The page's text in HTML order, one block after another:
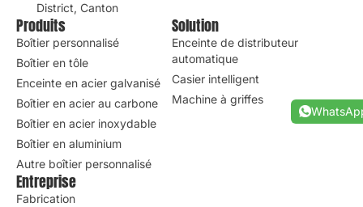
District, Canton
Produits
Boîtier personnalisé
Boîtier en tôle
Enceinte en acier galvanisé
Boîtier en acier au carbone
Boîtier en acier inoxydable
Boîtier en aluminium
Autre boîtier personnalisé
Solution
Enceinte de distributeur
automatique
Casier intelligent
Machine à griffes
Entreprise
Fabrication